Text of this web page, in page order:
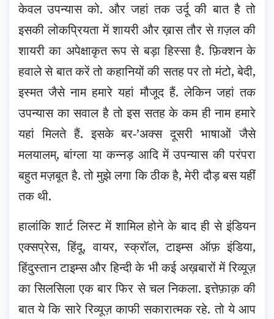
केवल उपन्यास को. और जहां तक उर्दू की बात है तो
इसकी लोकप्रियता में शायरी और ख़ास तौर से ग़ज़ल की
शायरी का अपेक्षाकृत रूप से बड़ा हिस्सा है. फ़िक्शन के
हवाले से बात करें तो कहानियों की सतह पर तो मंटो, बेदी,
इस्मत जैसे नाम हमारे यहां मौजूद हैं. लेकिन जहां तक
उपन्यास का सवाल है तो इस सतह के कम ही नाम हमारे
यहां मिलते हैं. इसके बर-’अक्स दूसरी भाषाओं जैसे
मलयालम्, बांग्ला या कन्नड़ आदि में उपन्यास की परंपरा
बहुत मज़बूत है. तो मुझे लगा कि ठीक है, मेरी दौड़ बस यहीं
तक थी.
हालांकि शार्ट लिस्ट में शामिल होने के बाद ही से इंडियन
एक्सप्रेस, हिंदू, वायर, स्क्रॉल, टाइम्स ऑफ़ इंडिया,
हिंदुस्तान टाइम्स और हिन्दी के भी कई अख़बारों में रिव्यूज़
का सिलसिला एक बार फिर से चल निकला. इत्तेफ़ाक़ की
बात ये कि सारे रिव्यूज़ काफी सकारात्मक रहे. तो ये आप